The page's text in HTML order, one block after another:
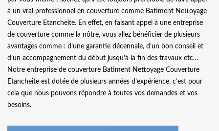
à un vrai professionnel en couverture comme Batiment Nettoyage
Couverture Etancheite. En effet, en faisant appel à une entreprise
de couverture comme la nôtre, vous allez bénéficier de plusieurs
avantages comme : d’une garantie décennale, d’un bon conseil et
d’un accompagnement du début jusqu’à la fin des travaux etc…
Notre entreprise de couverture Batiment Nettoyage Couverture
Etancheite est dotée de plusieurs années d’expérience, c’est pour
cela que nous pouvons répondre à toutes vos demandes et vos
besoins.